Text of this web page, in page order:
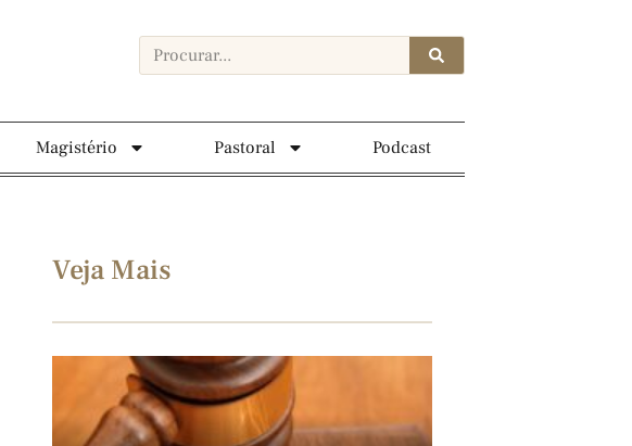
Magistério Pastoral Podcast
Veja Mais